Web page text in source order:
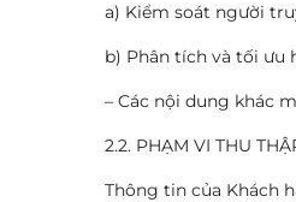
a) Kiểm soát người
b) Phân tích và tối ưu
– Các nội dung khác
2.2. PHẠM VI THU
Thông tin của Khách